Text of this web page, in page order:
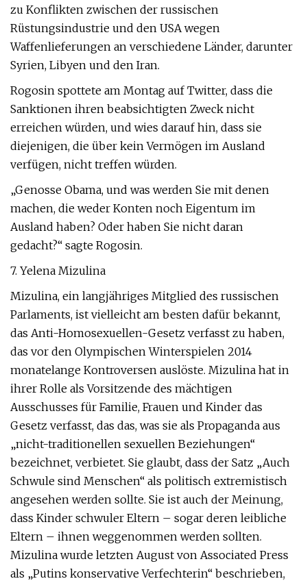
zu Konflikten zwischen der russischen
Rüstungsindustrie und den USA wegen
Waffenlieferungen an verschiedene Länder, darunter
Syrien, Libyen und den Iran.
Rogosin spottete am Montag auf Twitter, dass die
Sanktionen ihren beabsichtigten Zweck nicht
erreichen würden, und wies darauf hin, dass sie
diejenigen, die über kein Vermögen im Ausland
verfügen, nicht treffen würden.
„Genosse Obama, und was werden Sie mit denen
machen, die weder Konten noch Eigentum im
Ausland haben? Oder haben Sie nicht daran
gedacht?“ sagte Rogosin.
7. Yelena Mizulina
Mizulina, ein langjähriges Mitglied des russischen
Parlaments, ist vielleicht am besten dafür bekannt,
das Anti-Homosexuellen-Gesetz verfasst zu haben,
das vor den Olympischen Winterspielen 2014
monatelange Kontroversen auslöste. Mizulina hat in
ihrer Rolle als Vorsitzende des mächtigen
Ausschusses für Familie, Frauen und Kinder das
Gesetz verfasst, das das, was sie als Propaganda aus
„nicht-traditionellen sexuellen Beziehungen“
bezeichnet, verbietet. Sie glaubt, dass der Satz „Auch
Schwule sind Menschen“ als politisch extremistisch
angesehen werden sollte. Sie ist auch der Meinung,
dass Kinder schwuler Eltern – sogar deren leibliche
Eltern – ihnen weggenommen werden sollten.
Mizulina wurde letzten August von Associated Press
als „Putins konservative Verfechterin“ beschrieben,